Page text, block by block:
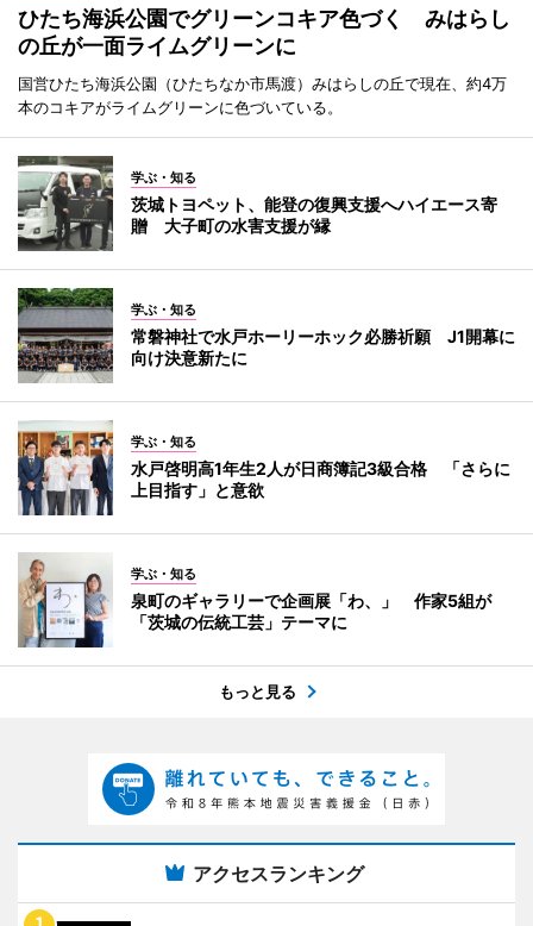
ひたち海浜公園でグリーンコキア色づく みはらし
の丘が一面ライムグリーンに
国営ひたち海浜公園（ひたちなか市馬渡）みはらしの丘で現在、約4万
本のコキアがライムグリーンに色づいている。
学ぶ・知る
茨城トヨペット、能登の復興支援へハイエース寄
贈 大子町の水害支援が縁
学ぶ・知る
常磐神社で水戸ホーリーホック必勝祈願 J1開幕に
向け決意新たに
学ぶ・知る
水戸啓明高1年生2人が日商簿記3級合格 「さらに
上目指す」と意欲
学ぶ・知る
泉町のギャラリーで企画展「わ、」 作家5組が
「茨城の伝統工芸」テーマに
もっと見る
アクセスランキング